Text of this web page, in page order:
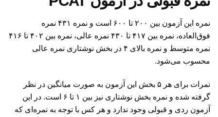
نمره این آزمون بین ۲۰۰ تا ۶۰۰ است و نمره ۴۳۱ نمره
فوق‌العاده، نمره بین ۴۱۷ تا ۴۳۰ نمره عالی، نمره بین ۴۰۲ تا ۴۱۶
نمره متوسط و نمره بالای ۴ در بخش نوشتاری نمره عالی
محسوب می‌شود.
نمرات برای هر ۵ بخش این آزمون به صورت میانگین در نظر
گرفته شده و نمره بخش نوشتاری نیز بین ۱ تا ۶ است. در این
آزمون ردی و قبولی وجود ندارد و هر کس با توجه به نمره‌ای که